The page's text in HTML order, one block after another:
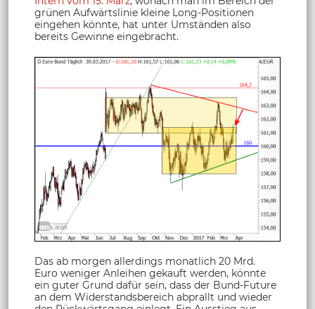
grünen Aufwärtslinie kleine Long-Positionen
eingehen könnte, hat unter Umständen also
bereits Gewinne eingebracht.
Das ab morgen allerdings monatlich 20 Mrd.
Euro weniger Anleihen gekauft werden, könnte
ein guter Grund dafür sein, dass der Bund-Future
an dem Widerstandsbereich abprallt und wieder